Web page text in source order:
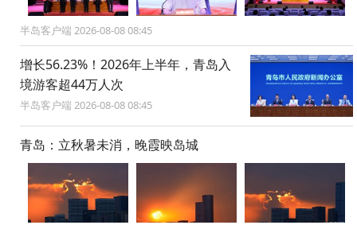
半岛客户端 2026-08-08 08:45
增长56.23%！2026年上半年，青岛入
境游客超44万人次
半岛客户端 2026-08-08 08:45
青岛：立秋暑未消，晚霞映岛城